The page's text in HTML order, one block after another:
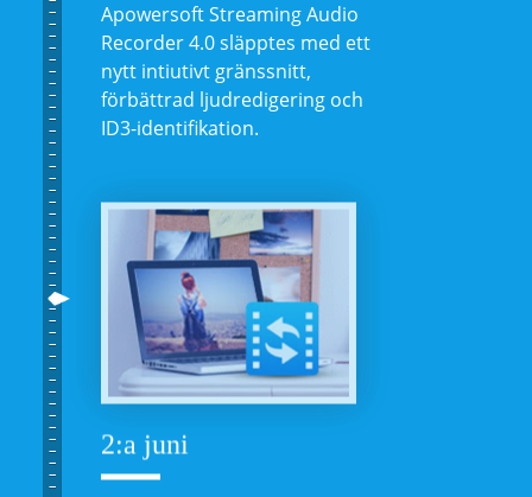
Apowersoft Streaming Audio
Recorder 4.0 släpptes med ett
nytt intiutivt gränssnitt,
förbättrad ljudredigering och
ID3-identifikation.
2:a juni